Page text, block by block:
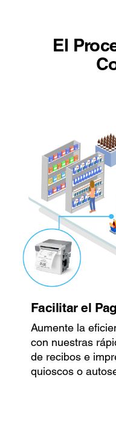
El
Facilitar el
Aumente la
con nuestras
de recibos e
quioscos o